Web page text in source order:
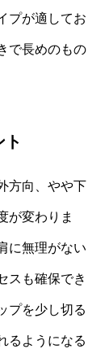
プが適してお
で長めのもの
ト
方向、やや下
が変わりま
に無理がない
スも確保でき
プを少し切る
るようになる